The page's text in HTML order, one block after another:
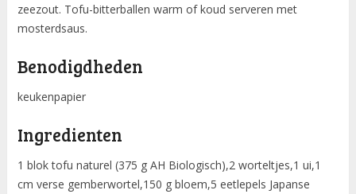
zeezout. Tofu-bitterballen warm of koud serveren met
mosterdsaus.
Benodigdheden
keukenpapier
Ingredienten
1 blok tofu naturel (375 g AH Biologisch),2 worteltjes,1 ui,1
cm verse gemberwortel,150 g bloem,5 eetlepels Japanse